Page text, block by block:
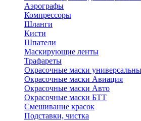
Аэрографы
Компрессоры
Шланги
Кисти
Шпатели
Маскирующие ленты
Трафареты
Окрасочные маски
Окрасочные маски Авиация
Окрасочные маски Авто
Окрасочные маски БТТ
Смешивание красок
Подставки, чистка